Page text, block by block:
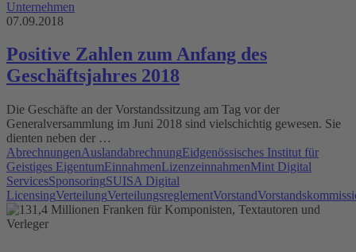
Unternehmen
07.09.2018
Positive Zahlen zum Anfang des
Geschäftsjahres 2018
Die Geschäfte an der Vorstandssitzung am Tag vor der
Generalversammlung im Juni 2018 sind vielschichtig gewesen. Sie
dienten neben der …
AbrechnungenAuslandabrechnungEidgenössisches Institut für
Geistiges EigentumEinnahmenLizenzeinnahmenMint Digital
ServicesSponsoringSUISA Digital
LicensingVerteilungVerteilungsreglementVorstand